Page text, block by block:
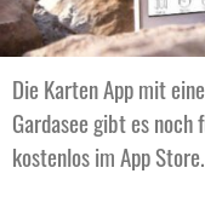
Die Karten App mit
Gardasee gibt es noch
kostenlos im App Store.